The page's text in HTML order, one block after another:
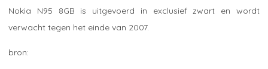
Nokia N95 8GB is uitgevoerd in exclusief zwart en wordt
verwacht tegen het einde van 2007.